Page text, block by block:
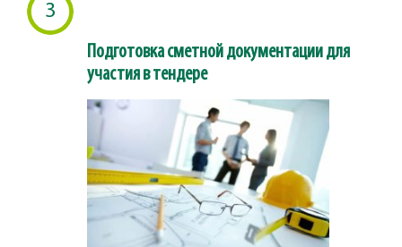
3
Подготовка сметной документации для
участия в тендере